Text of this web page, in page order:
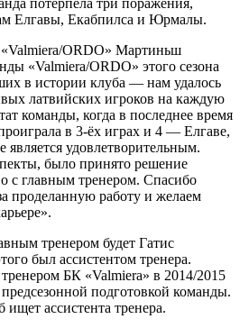
Елгавы, Екабпилса и Юрмалы.
ORDO» Мартиньш
«Valmiera/ORDO» этого сезона
в истории клуба — нам удалось
латвийских игроков на каждую
команды, когда в последнее время
в 3-ёх играх и 4 — Елгаве,
удовлетворительным.
было принято решение
с главным тренером. Спасибо
проделанную работу и желаем
тренером будет Гатис
был ассистентом тренера.
БК «Valmiera» в 2014/2015
подготовкой команды.
ассистента тренера.